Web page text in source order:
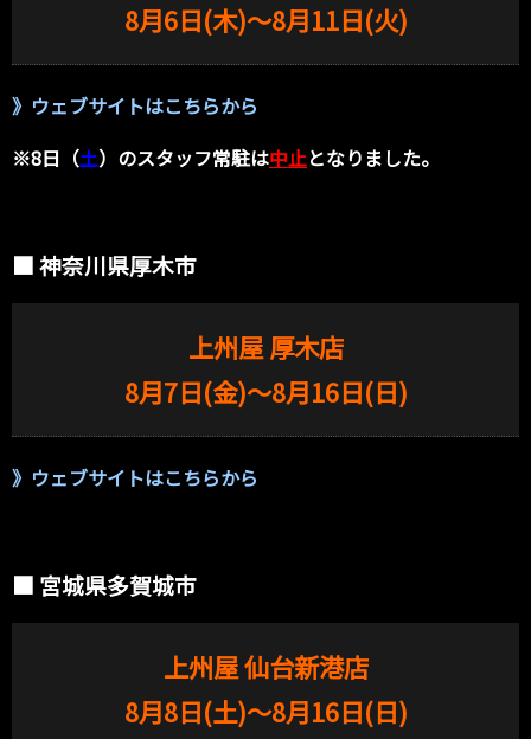
8月6日(木)〜8月11日(火)
》 ウェブサイトはこちらから
※8日（土）のスタッフ常駐は中止となりました。
■ 神奈川県厚木市
上州屋 厚木店
8月7日(金)〜8月16日(日)
》 ウェブサイトはこちらから
■ 宮城県多賀城市
上州屋 仙台新港店
8月8日(土)〜8月16日(日)